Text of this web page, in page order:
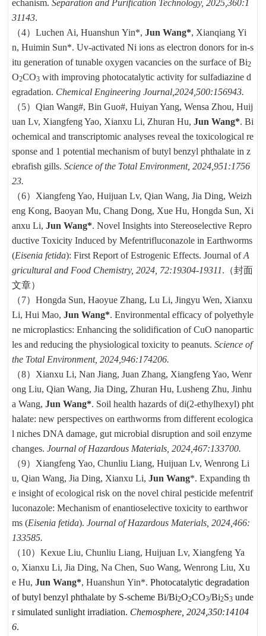
echanism.Separation and Purification Technology, 2025,360:1
31143.
（4）Luchen Ai, Huanshun Yin*,Jun Wang*, Xianqiang Yi
n, Huimin Sun*. Uv-activated Ni ions as electron donors for in-s
itu generation of tunable oxygen vacancies on the surface of Bi2
O2CO3 with improving photocatalytic activity for sulfadiazine d
egradation. Chemical Engineering Journal,2024,500:156943.
（5）Qian Wang#, Bin Guo#, Huiyan Yang, Wensa Zhou, Huij
uan Lv, Xiangfeng Yao, Xianxu Li, Zhuran Hu,Jun Wang*. Bi
ochemical and transcriptomic analyses reveal the toxicological re
sponse and 1 potential mechanism of butyl benzyl phthalate in z
ebrafish gills.Science of the Total Environment, 2024,951:1756
23.
（6） Xiangfeng Yao, Huijuan Lv, Qian Wang, Jia Ding, Weizh
eng Kong, Baoyan Mu, Chang Dong, Xue Hu, Hongda Sun, Xi
anxu Li,Jun Wang*. Novel Insights into Stereoselective Repro
ductive Toxicity Induced by Mefentrifluconazole in Earthworms
(Eisenia fetida): First Report of Estrogenic Effects. Journal ofA
gricultural and Food Chemistry, 2024, 72:19304-19311.（封面
文章）
（7）Hongda Sun, Haoyue Zhang, Lu Li, Jingyu Wen, Xianxu
Li, Hui Mao,Jun Wang*. Environmental efficacy of polyethyle
ne microplastics: Enhancing the solidification of CuO nanopartic
les and reducing the physiological toxicity to peanuts.Science of
the Total Environment, 2024,946:174206.
（8） Xianxu Li, Nan Jiang, Juan Zhang, Xiangfeng Yao, Wenr
ong Liu, Qian Wang, Jia Ding, Zhuran Hu, Lusheng Zhu, Jinhu
a Wang,Jun Wang*. Soil health hazards of di(2-ethylhexyl) pht
halate: new perspectives on earthworms from different ecologica
l niches DNA damage, gut microbial disruption and soil enzyme
changes.Journal of Hazardous Materials, 2024,467:133700.
（9）Xiangfeng Yao, Chunliu Liang, Huijuan Lv, Wenrong Li
u, Qian Wang, Jia Ding, Xianxu Li,Jun Wang*. Expanding th
e insight of ecological risk on the novel chiral pesticide mefentrif
luconazole: Mechanism of enantioselective toxicity to earthwor
ms (Eisenia fetida).Journal of Hazardous Materials, 2024,466:
133585.
（10）Kexue Liu, Chunliu Liang, Huijuan Lv, Xiangfeng Ya
o, Xianxu Li, Jia Ding, Na Chen, Suo Wang, Wenrong Liu, Xu
e Hu,Jun Wang*, Huanshun Yin*.Photocatalytic degradation
of butyl benzyl phthalate by S-scheme Bi/Bi2O2CO3/Bi2S3 unde
r simulated sunlight irradiation. Chemosphere, 2024,350:14104
6.